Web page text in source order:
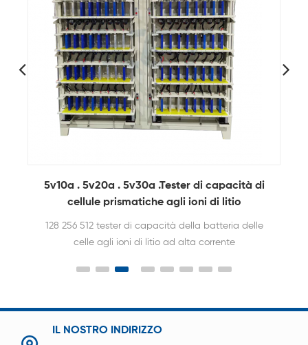
5V3A 6A Tester per batterie agli ioni di litio a 8
canali Per test delle celle della batteria
l'apparecchiatura del tester della batteria è un
otto canali analizzatore di batterie per analizzare
IL NOSTRO INDIRIZZO